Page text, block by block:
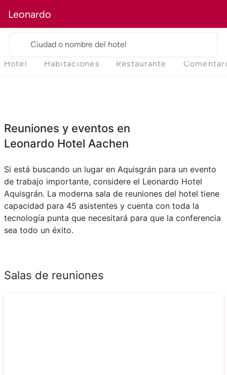
Leonardo
Ciudad o nombre del hotel
Hotel Habitaciones Restaurante
Reuniones y eventos en
Leonardo Hotel Aachen
Si está buscando un lugar en Aquisgrán para un evento
de trabajo importante, considere el Leonardo Hotel
Aquisgrán. La moderna sala de reuniones del hotel tiene
capacidad para 45 asistentes y cuenta con toda la
tecnología punta que necesitará para que la conferencia
sea todo un éxito.
Salas de reuniones